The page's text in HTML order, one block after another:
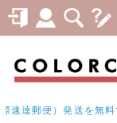
）発送を無料で！